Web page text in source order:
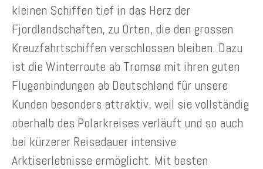
kleinen Schiffen tief in das Herz der
Fjordlandschaften, zu Orten, die den grossen
Kreuzfahrtschiffen verschlossen bleiben. Dazu
ist die Winterroute ab Tromsø mit ihren guten
Fluganbindungen ab Deutschland für unsere
Kunden besonders attraktiv, weil sie vollständig
oberhalb des Polarkreises verläuft und so auch
bei kürzerer Reisedauer intensive
Arktiserlebnisse ermöglicht. Mit besten